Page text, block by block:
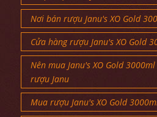
Nơi bán rượu Janu's XO Gold
Cửa hàng rượu Janu's XO Gold
Nên mua Janu's XO Gold
rượu Janu
Mua rượu Janu's XO Gold